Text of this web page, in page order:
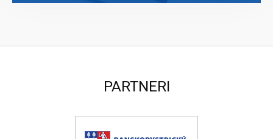
PARTNERI